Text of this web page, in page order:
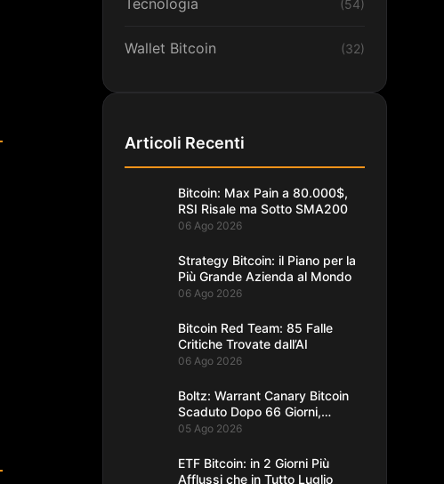
Tecnologia (54)
Wallet Bitcoin (32)
Articoli Recenti
Bitcoin: Max Pain a 80.000$,
RSI Risale ma Sotto SMA200
06 Ago 2026
Strategy Bitcoin: il Piano per la
Più Grande Azienda al Mondo
06 Ago 2026
Bitcoin Red Team: 85 Falle
Critiche Trovate dall’AI
06 Ago 2026
Boltz: Warrant Canary Bitcoin
Scaduto Dopo 66 Giorni,
Record
05 Ago 2026
ETF Bitcoin: in 2 Giorni Più
Afflussi che in Tutto Luglio